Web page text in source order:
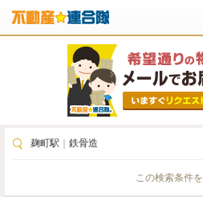
麹町駅 鉄骨造
この検索条件を